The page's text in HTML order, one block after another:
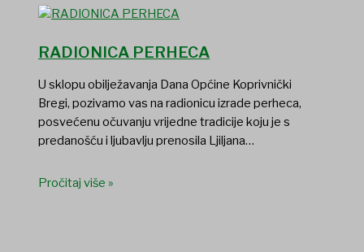
RADIONICA PERHECA
U sklopu obilježavanja Dana Općine Koprivnički
Bregi, pozivamo vas na radionicu izrade perheca,
posvećenu očuvanju vrijedne tradicije koju je s
predanošću i ljubavlju prenosila Ljiljana…
Pročitaj više »